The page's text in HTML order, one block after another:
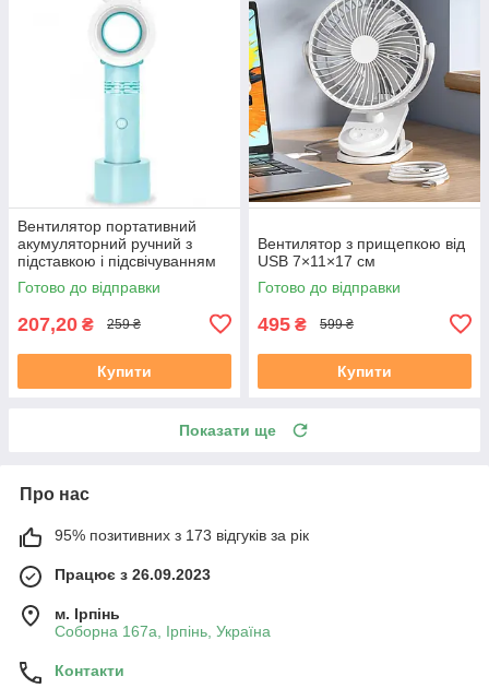
Вентилятор портативний
акумуляторний ручний з
підставкою і підсвічуванням
Bladeless Fan
Готово до відправки
207,20 ₴ 259 ₴
Купити
Вентилятор з прищепкою від
USB 7×11×17 см
Готово до відправки
495 ₴ 599 ₴
Купити
Показати ще
Про нас
95% позитивних з 173 відгуків за рік
Працює з 26.09.2023
м. Ірпінь
Соборна 167а, Ірпінь, Україна
Контакти